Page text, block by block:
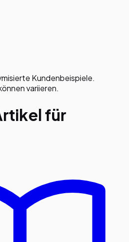
Kundenbeispiele.
variieren.
für